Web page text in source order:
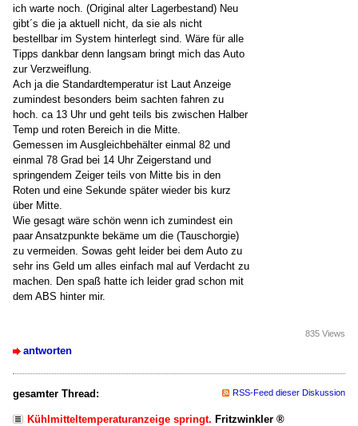
ich warte noch. (Original alter Lagerbestand) Neu
gibt´s die ja aktuell nicht, da sie als nicht
bestellbar im System hinterlegt sind. Wäre für alle
Tipps dankbar denn langsam bringt mich das Auto
zur Verzweiflung.
Ach ja die Standardtemperatur ist Laut Anzeige
zumindest besonders beim sachten fahren zu
hoch. ca 13 Uhr und geht teils bis zwischen Halber
Temp und roten Bereich in die Mitte.
Gemessen im Ausgleichbehälter einmal 82 und
einmal 78 Grad bei 14 Uhr Zeigerstand und
springendem Zeiger teils von Mitte bis in den
Roten und eine Sekunde später wieder bis kurz
über Mitte.
Wie gesagt wäre schön wenn ich zumindest ein
paar Ansatzpunkte bekäme um die (Tauschorgie)
zu vermeiden. Sowas geht leider bei dem Auto zu
sehr ins Geld um alles einfach mal auf Verdacht zu
machen. Den spaß hatte ich leider grad schon mit
dem ABS hinter mir.
antworten
835 Views
gesamter Thread: RSS-Feed dieser Diskussion
Kühlmitteltemperaturanzeige springt. Fritzwinkler